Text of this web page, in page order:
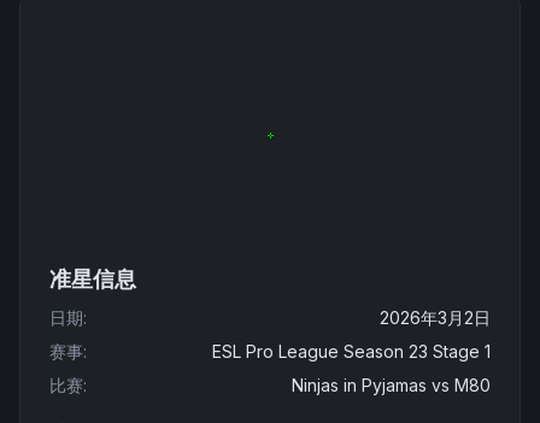
准星信息
日期:
2026年3月2日
赛事:
ESL Pro League Season 23 Stage 1
比赛: Ninjas in Pyjamas vs M80